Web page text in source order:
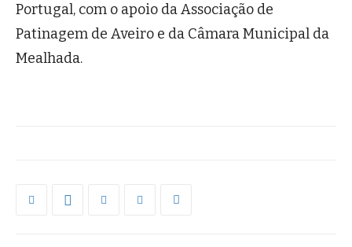
Portugal, com o apoio da Associação de
Patinagem de Aveiro e da Câmara Municipal da
Mealhada.